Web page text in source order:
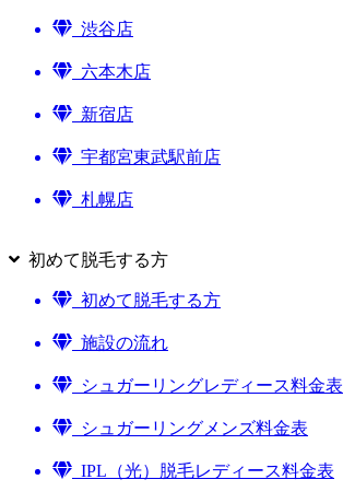
渋谷店
六本木店
新宿店
宇都宮東武駅前店
札幌店
初めて脱毛する方
初めて脱毛する方
施設の流れ
シュガーリングレディース料金表
シュガーリングメンズ料金表
IPL（光）脱毛レディース料金表